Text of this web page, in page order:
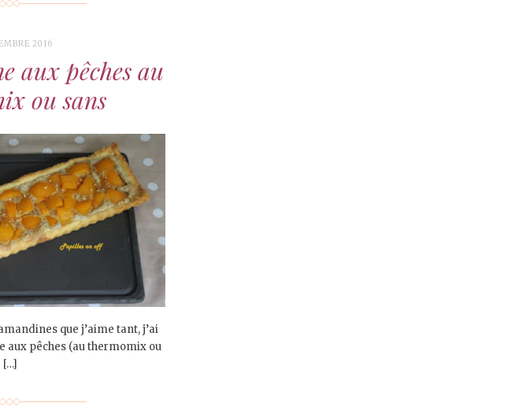
2016
aux pêches au
ou sans
que j’aime tant, j’ai
aux pêches (au thermomix ou
[…]